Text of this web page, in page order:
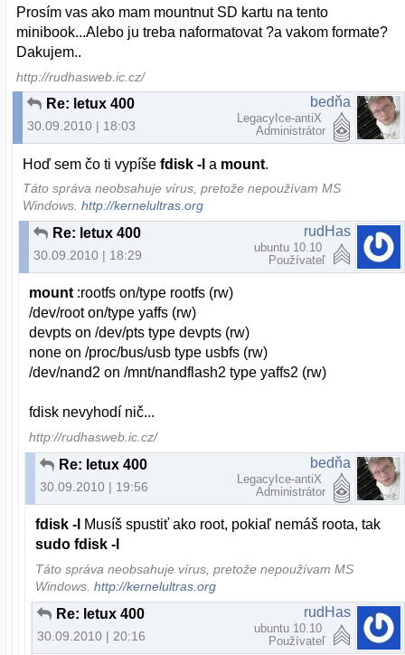
Prosím vas ako mam mountnut SD kartu na tento
minibook...Alebo ju treba naformatovat ?a vakom formate?
Dakujem..
http://rudhasweb.ic.cz/
Re: letux 400
30.09.2010 | 18:03
bedňa
LegacyIce-antiX
Administrátor
Hoď sem čo ti vypíšefdisk -l a mount.
Táto správa neobsahuje vírus, pretože nepoužívam MS
Windows.http://kernelultras.org
Re: letux 400
30.09.2010 | 18:29
rudHas
ubuntu 10.10
Používateľ
mount :rootfs on/type rootfs (rw)
/dev/root on/type yaffs (rw)
devpts on /dev/pts type devpts (rw)
none on /proc/bus/usb type usbfs (rw)
/dev/nand2 on /mnt/nandflash2 type yaffs2 (rw)
fdisk nevyhodí nič...
http://rudhasweb.ic.cz/
Re: letux 400
30.09.2010 | 19:56
bedňa
LegacyIce-antiX
Administrátor
fdisk -l Musíš spustiť ako root, pokiaľ nemáš roota, tak
sudo fdisk -l
Táto správa neobsahuje vírus, pretože nepoužívam MS
Windows.http://kernelultras.org
Re: letux 400
30.09.2010 | 20:16
rudHas
ubuntu 10.10
Používateľ